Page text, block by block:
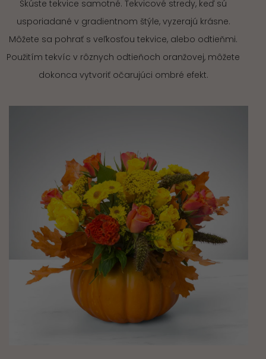
Skúste tekvice samotné. Tekvicové stredy, keď sú
usporiadané v gradientnom štýle, vyzerajú krásne.
Môžete sa pohrať s veľkosťou tekvice, alebo odtieňmi.
Použitím tekvíc v rôznych odtieňoch oranžovej, môžete
dokonca vytvoriť očarujúci ombré efekt.